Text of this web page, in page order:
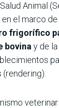
Animal
el marco de
frigorífico
bovinay de